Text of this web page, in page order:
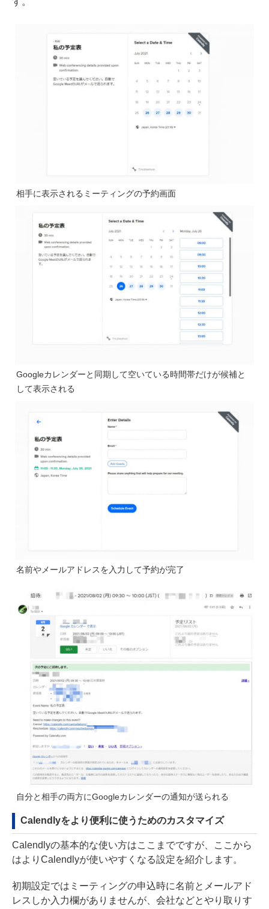
相手に表示されるミーティングの予約画面
Googleカレンダーと同期して空いている時間帯だけが候補と
して表示される
名前やメールアドレスを入力して予約が完了
自分と相手の両方にGoogleカレンダーの通知が送られる
Calendlyをより便利に使うためのカスタマイズ
Calendlyの基本的な使い方はここまでですが、ここから
はよりCalendlyが使いやすくなる設定を紹介します。
初期設定ではミーティングの申込時に名前とメールアド
レスしか入力欄がありませんが、会社などとやり取りす